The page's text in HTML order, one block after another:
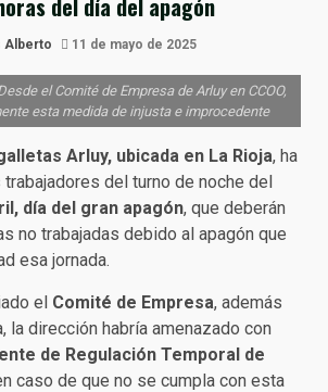
del día del apagón
Alberto 11 de mayo de 2025
el Comité de Empresa de Arluy en CCOO,
esta medida de injusta e improcedente
Arluy, ubicada en La Rioja, ha
del turno de noche del
día del gran apagón, que deberán
no trabajadas debido al apagón que
esa jornada.
el Comité de Empresa, además
la dirección habría amenazado con
de Regulación Temporal de
caso de que no se cumpla con esta